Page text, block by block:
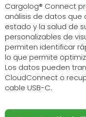
Cargolog® Connect
análisis de datos que
estado y la salud de
personalizables de
permiten identificar
lo que permite
Los datos pueden
CloudConnect o
cable USB-C.